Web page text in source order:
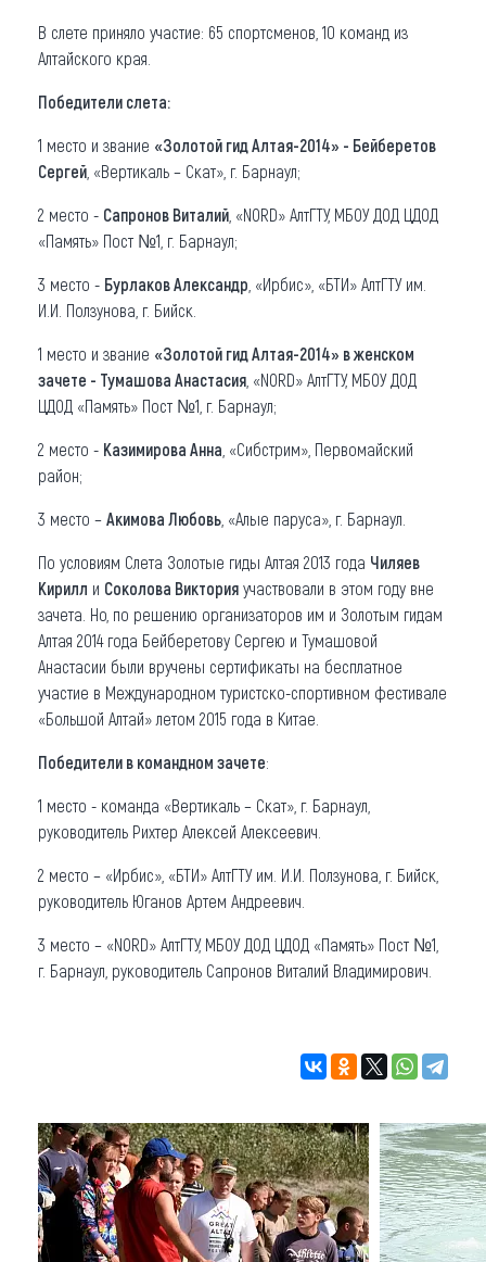
В слете приняло участие: 65 спортсменов, 10 команд из
Алтайского края.
Победители слета:
1 место и звание «Золотой гид Алтая-2014» - Бейберетов
Сергей , «Вертикаль – Скат», г. Барнаул;
2 место - Сапронов Виталий , «NORD» АлтГТУ, МБОУ ДОД ЦДОД
«Память» Пост №1, г. Барнаул;
3 место - Бурлаков Александр , «Ирбис», «БТИ» АлтГТУ им.
И.И. Ползунова, г. Бийск.
1 место и звание «Золотой гид Алтая-2014» в женском
зачете - Тумашова Анастасия , «NORD» АлтГТУ, МБОУ ДОД
ЦДОД «Память» Пост №1, г. Барнаул;
2 место - Казимирова Анна , «Сибстрим», Первомайский
район;
3 место – Акимова Любовь , «Алые паруса», г. Барнаул.
По условиям Слета Золотые гиды Алтая 2013 года Чиляев
Кирилл и Соколова Виктория участвовали в этом году вне
зачета. Но, по решению организаторов им и Золотым гидам
Алтая 2014 года Бейберетову Сергею и Тумашовой
Анастасии были вручены сертификаты на бесплатное
участие в Международном туристско-спортивном фестивале
«Большой Алтай» летом 2015 года в Китае.
Победители в командном зачете:
1 место - команда «Вертикаль – Скат», г. Барнаул,
руководитель Рихтер Алексей Алексеевич.
2 место – «Ирбис», «БТИ» АлтГТУ им. И.И. Ползунова, г. Бийск,
руководитель Юганов Артем Андреевич.
3 место – «NORD» АлтГТУ, МБОУ ДОД ЦДОД «Память» Пост №1,
г. Барнаул, руководитель Сапронов Виталий Владимирович.